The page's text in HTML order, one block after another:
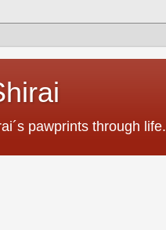
pawprints through life.